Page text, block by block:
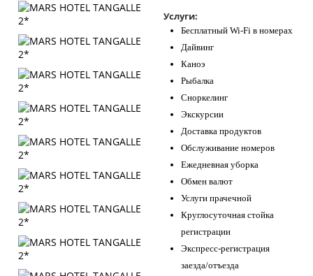
Услуги:
Бесплатный Wi-Fi в номерах
Дайвинг
Каноэ
Рыбалка
Сноркелинг
Экскурсии
Доставка продуктов
Обслуживание номеров
Ежедневная уборка
Обмен валют
Услуги прачечной
Круглосуточная стойка
регистрации
Экспресс-регистрация
заезда/отъезда